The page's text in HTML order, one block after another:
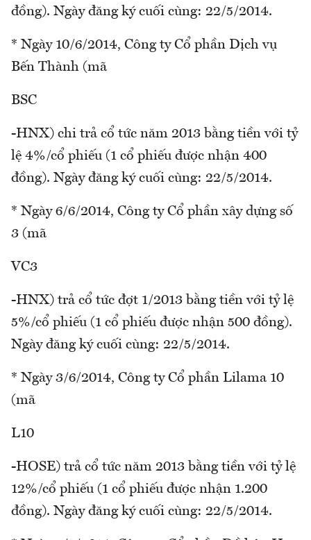
đồng). Ngày đăng ký cuối cùng: 22/5/2014.
* Ngày 10/6/2014, Công ty Cổ phần Dịch vụ
Bến Thành (mã
BSC
-HNX) chi trả cổ tức năm 2013 bằng tiền với tỷ
lệ 4%/cổ phiếu (1 cổ phiếu được nhận 400
đồng). Ngày đăng ký cuối cùng: 22/5/2014.
* Ngày 6/6/2014, Công ty Cổ phần xây dựng số
3 (mã
VC3
-HNX) trả cổ tức đợt 1/2013 bằng tiền với tỷ lệ
5%/cổ phiếu (1 cổ phiếu được nhận 500 đồng).
Ngày đăng ký cuối cùng: 22/5/2014.
* Ngày 3/6/2014, Công ty Cổ phần Lilama 10
(mã
L10
-HOSE) trả cổ tức năm 2013 bằng tiền với tỷ lệ
12%/cổ phiếu (1 cổ phiếu được nhận 1.200
đồng). Ngày đăng ký cuối cùng: 22/5/2014.